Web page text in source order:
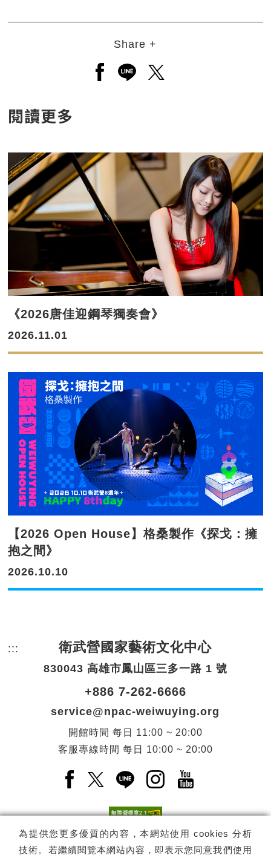
Share +
另開新視窗分享至facebook
另開新視窗分享至line
另開新視窗分享至
閱讀更多
《2026唐佳迎鋼琴獨奏會》
2026.11.01
【2026 Open House】格桑製作《探戈：擁
抱之間》
2026.10.10
為提供您更多優質的內容，本網站使用 cookies 分析
技術。若繼續閱覽本網站內容，即表示您同意我們使用
::: 頁尾網站資訊。
衛武營國家藝術文化中心
830043 高雄市鳳山區三多一路 1 號
+886 7-262-6666
service@npac-weiwuying.org
開館時間 每日
11:00 ~ 20:00
客服專線時間 每日 10:00 ~ 20:00
Facebook(另開新視窗)
X(另開新視窗)
LINE(另開新視窗)
Instagram(另開新視
YouTube(另開
電子報訂閱 訂閱